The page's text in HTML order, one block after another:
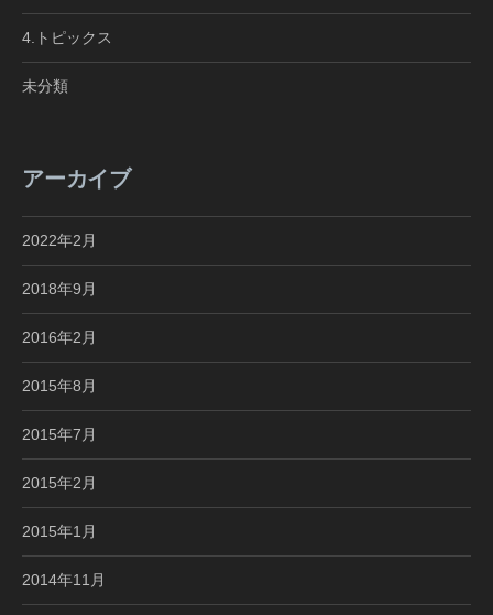
4.トピックス
未分類
アーカイブ
2022年2月
2018年9月
2016年2月
2015年8月
2015年7月
2015年2月
2015年1月
2014年11月